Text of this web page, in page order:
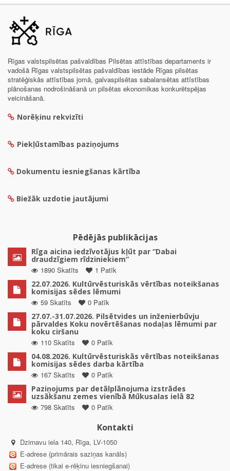
Rīgas valstspilsētas pašvaldības Pilsētas attīstības departaments ir
vadošā Rīgas valstspilsētas pašvaldības iestāde Rīgas pilsētas
stratēģiskās attīstības jomā, galvaspilsētas sabalansētas attīstības
plānošanas nodrošināšanā un pilsētas ekonomikas konkurētspējas
veicināšanā.
Norēķinu rekvizīti
Piekļūstamības paziņojums
Dokumentu iesniegšanas kārtība
Biežāk uzdotie jautājumi
Pēdējās publikācijas
Rīga aicina iedzīvotājus kļūt par “Dabai
draudzīgiem rīdziniekiem”
1890 Skatīts
1 Patīk
22.07.2026. Kultūrvēsturiskās vērtības noteikšanas
komisijas sēdes lēmumi
59 Skatīts
0 Patīk
27.07.-31.07.2026. Pilsētvides un inženierbūvju
pārvaldes Koku novērtēšanas nodaļas lēmumi par
koku ciršanu
110 Skatīts
0 Patīk
04.08.2026. Kultūrvēsturiskās vērtības noteikšanas
komisijas sēdes darba kārtība
167 Skatīts
0 Patīk
Paziņojums par detālplānojuma izstrādes
uzsākšanu zemes vienībā Mūkusalas ielā 82
798 Skatīts
0 Patīk
Kontakti
Dzirnavu iela 140, Rīga, LV-1050
E-adrese (primārais saziņas kanāls)
E-adrese (tikai e-rēķinu iesniegšanai)